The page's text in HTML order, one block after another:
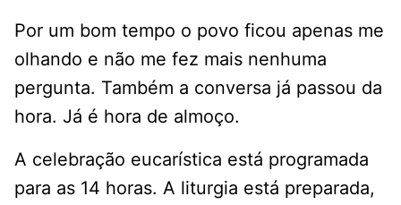
Por um bom tempo o povo ficou apenas me
olhando e não me fez mais nenhuma
pergunta. Também a conversa já passou da
hora. Já é hora de almoço.
A celebração eucarística está programada
para as 14 horas. A liturgia está preparada,